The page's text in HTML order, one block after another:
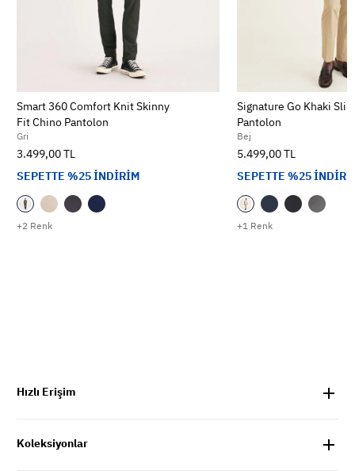
+2 Renk
Smart 360 Comfort Knit Skinny
Fit Chino Pantolon
Gri
3.499,00 TL
SEPETTE %25 İNDİRİM
+1 Renk
Signature Go Khaki
Pantolon
Bej
5.499,00 TL
SEPETTE %25
Hızlı Erişim
Koleksiyonlar